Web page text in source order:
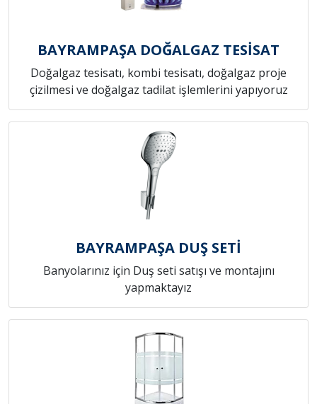
BAYRAMPAŞA DOĞALGAZ TESİSAT
Doğalgaz tesisatı, kombi tesisatı, doğalgaz proje
çizilmesi ve doğalgaz tadilat işlemlerini yapıyoruz
BAYRAMPAŞA DUŞ SETİ
Banyolarınız için Duş seti satışı ve montajını
yapmaktayız